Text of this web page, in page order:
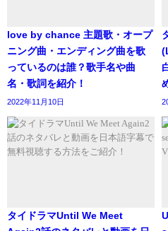
เป็นคนตรงๆ นะ ตรงไหนก็รักเธอ
#Saint_sup #MingEr
Suppapong Udomkaewkanjana
かっこいいです！
これまでにいくつか曲も出して
いつくかご紹介しますね！
「I crush on you（ถูกใจคนนี้)」
love by chance 主題歌・オープ
ニング曲・エンディング曲を歌
っているのは誰？歌手名や曲
名・歌詞を紹介！
2022年11月10日
タイドラマUntil We Meet